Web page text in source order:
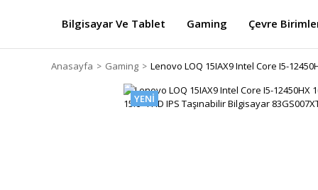
Bilgisayar Ve Tablet Gaming Çevre
Anasayfa Gaming Lenovo LOQ 15IAX9 Intel Core I5-
YENİ